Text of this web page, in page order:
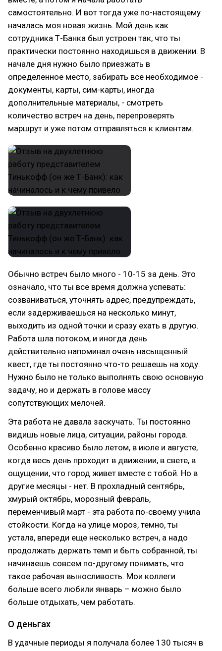
самостоятельно. И вот тогда уже по-настоящему
началась моя новая жизнь. Мой день как
сотрудника Т-Банка был устроен так, что ты
практически постоянно находишься в движении. В
начале дня нужно было приезжать в
определенное место, забирать все необходимое -
документы, карты, сим-карты, иногда
дополнительные материалы, - смотреть
количество встреч на день, перепроверять
маршрут и уже потом отправляться к клиентам.
Обычно встреч было много - 10-15 за день. Это
означало, что ты все время должна успевать:
созваниваться, уточнять адрес, предупреждать,
если задерживаешься на несколько минут,
выходить из одной точки и сразу ехать в другую.
Работа шла потоком, и иногда день
действительно напоминал очень насыщенный
квест, где ты постоянно что-то решаешь на ходу.
Нужно было не только выполнять свою основную
задачу, но и держать в голове массу
сопутствующих мелочей.
Эта работа не давала заскучать. Ты постоянно
видишь новые лица, ситуации, районы города.
Особенно красиво было летом, в июле и августе,
когда весь день проходит в движении, в свете, в
ощущении, что город живет вместе с тобой. Но в
другие месяцы - нет. В прохладный сентябрь,
хмурый октябрь, морозный февраль,
переменчивый март - эта работа по-своему учила
стойкости. Когда на улице мороз, темно, ты
устала, впереди еще несколько встреч, а надо
продолжать держать темп и быть собранной, ты
начинаешь совсем по-другому понимать, что
такое рабочая выносливость. Мои коллеги
больше всего любили январь – можно было
больше отдыхать, чем работать.
О деньгах
В удачные периоды я получала более 130 тысяч в